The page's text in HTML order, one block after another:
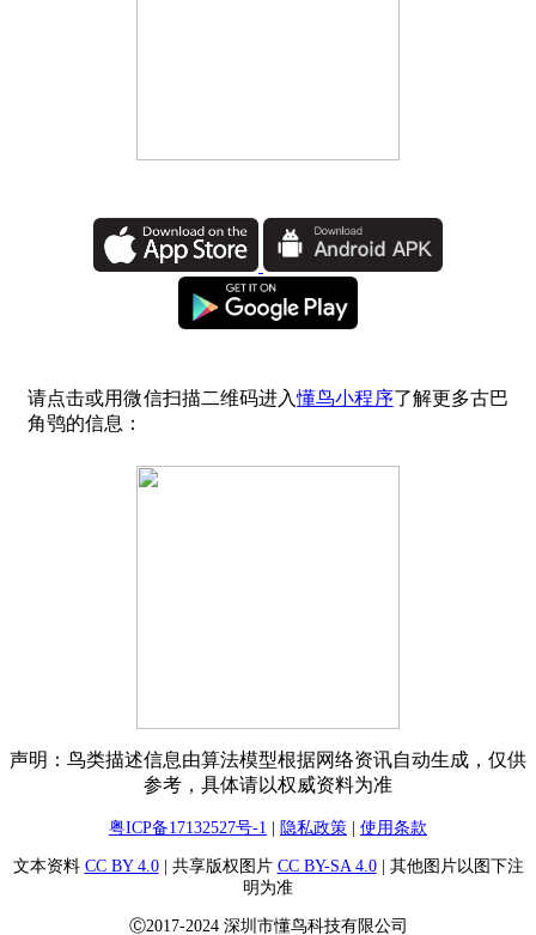
请点击或用微信扫描二维码进入懂鸟小程序了解更多古巴
角鸮的信息：
声明：鸟类描述信息由算法模型根据网络资讯自动生成，仅供
参考，具体请以权威资料为准
粤ICP备17132527号-1 隐私政策 使用条款
文本资料 CC BY 4.0| 共享版权图片 CC BY-SA 4.0| 其他图片以图下注
明为准
Ⓒ2017-2024 深圳市懂鸟科技有限公司